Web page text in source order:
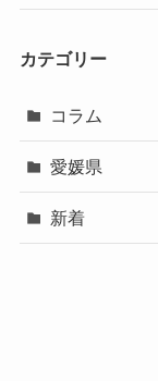
カテゴリー
コラム
愛媛県
新着